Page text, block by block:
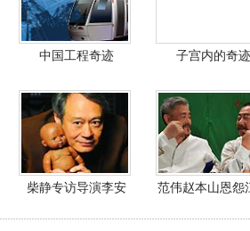
中国工程奇迹 子宫内的奇迹
柴静专访导演李安 范伟赵本山恩怨